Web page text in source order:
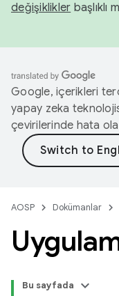
değişiklikler başlıklı
Google, içerikleri
yapay zeka
çevirilerinde hata
AOSP Dokümanlar
Bu sayfada